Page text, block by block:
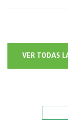
VER TODAS